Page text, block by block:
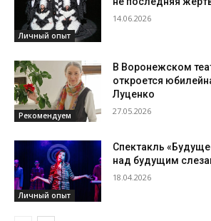
Личный опыт
14.06.2026
Рекомендуем
В Воронежском
откроется
Луценко
27.05.2026
Личный опыт
Спектакль
над будущим
18.04.2026